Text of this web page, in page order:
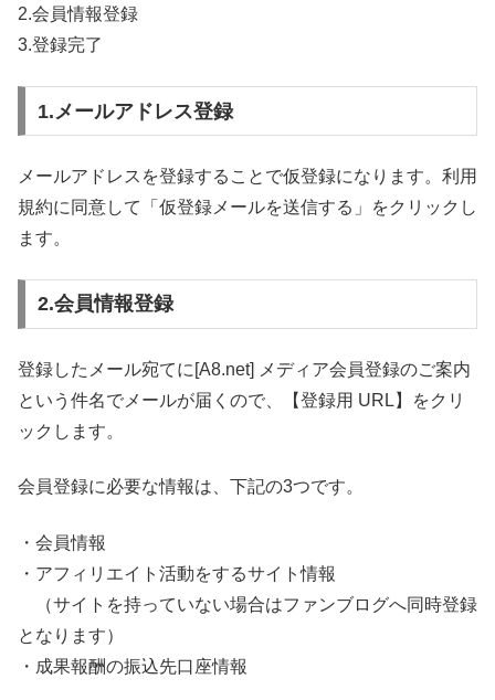
2.会員情報登録
3.登録完了
1.メールアドレス登録
メールアドレスを登録することで仮登録になります。利用
規約に同意して「仮登録メールを送信する」をクリックし
ます。
2.会員情報登録
登録したメール宛てに[A8.net] メディア会員登録のご案内
という件名でメールが届くので、【登録用 URL】をクリ
ックします。
会員登録に必要な情報は、下記の3つです。
・会員情報
・アフィリエイト活動をするサイト情報
（サイトを持っていない場合はファンブログへ同時登録
となります）
・成果報酬の振込先口座情報